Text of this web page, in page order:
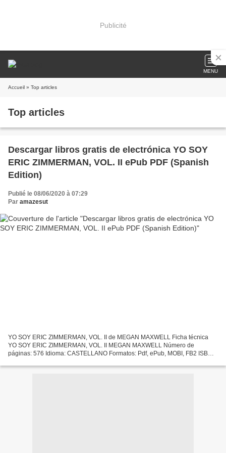
Publicité
MENU
Accueil » Top articles
Top articles
Descargar libros gratis de electrónica YO SOY
ERIC ZIMMERMAN, VOL. II ePub PDF (Spanish
Edition)
Publié le 08/06/2020 à 07:29
Par amazesut
YO SOY ERIC ZIMMERMAN, VOL. II de MEGAN MAXWELL Ficha técnica
YO SOY ERIC ZIMMERMAN, VOL. II MEGAN MAXWELL Número de
páginas: 576 Idioma: CASTELLANO Formatos: Pdf, ePub, MOBI, FB2 ISBN:
eBook...